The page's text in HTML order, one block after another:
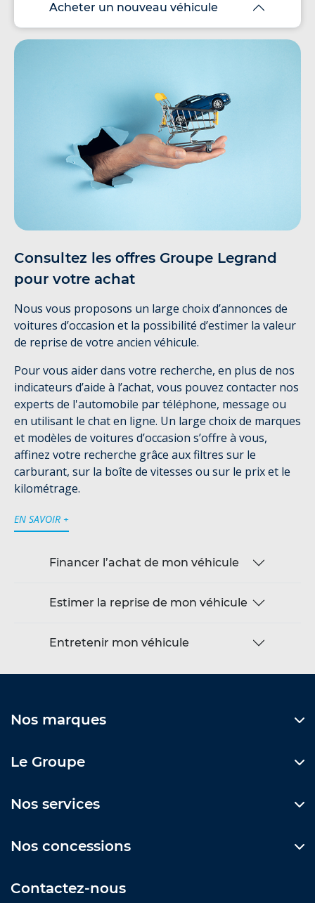
Acheter un nouveau véhicule
Consultez les offres Groupe Legrand
pour votre achat
Nous vous proposons un large choix d’annonces de
voitures d’occasion et la possibilité d’estimer la valeur
de reprise de votre ancien véhicule.
Pour vous aider dans votre recherche, en plus de nos
indicateurs d’aide à l’achat, vous pouvez contacter nos
experts de l'automobile par téléphone, message ou
en utilisant le chat en ligne. Un large choix de marques
et modèles de voitures d’occasion s’offre à vous,
affinez votre recherche grâce aux filtres sur le
carburant, sur la boîte de vitesses ou sur le prix et le
kilométrage.
EN SAVOIR +
Financer l’achat de mon véhicule
Estimer la reprise de mon véhicule
Entretenir mon véhicule
Nos marques
Le Groupe
Nos services
Nos concessions
Contactez-nous